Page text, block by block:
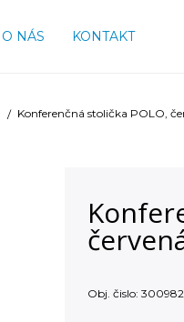
O NÁS KONTAKT
Konferenčná stolička POLO,
Obj. čislo: 300982